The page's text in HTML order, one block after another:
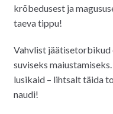
krõbedusest ja
taeva tippu!
Vahvlist jäätisetorbikud
suviseks
lusikaid – lihtsalt täida
naudi!